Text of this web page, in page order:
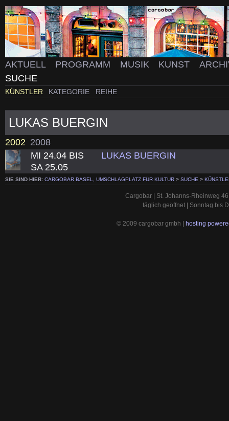
AKTUELL PROGRAMM MUSIK KUNST
SUCHE
KÜNSTLER KATEGORIE REIHE
LUKAS BUERGIN
2002 2008
MI 24.04 BIS
SA 25.05
LUKAS BUERGIN
SIE SIND HIER: CARGOBAR BASEL, UMSCHLAGPLATZ FÜR KULTUR > SUCHE >
Cargobar | St. Johanns-Rheinweg
täglich geöffnet | Sonntag bis
© 2009 cargobar gmbh | hosting